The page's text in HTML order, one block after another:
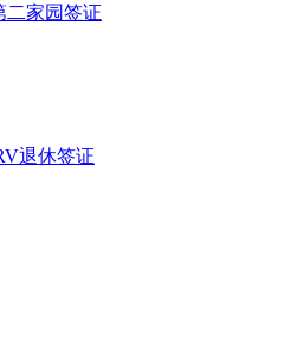
二家园签证
退休签证